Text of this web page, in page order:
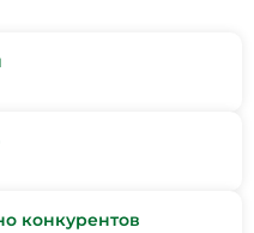
конкурентов